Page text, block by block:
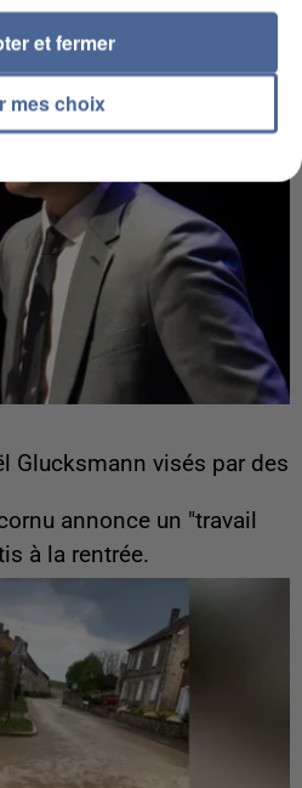
Glucksmann visés par des
annonce un "travail
à la rentrée.
mes choix
et fermer